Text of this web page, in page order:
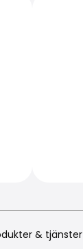
& tjänster